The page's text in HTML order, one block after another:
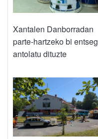
Xantalen Danborradan
parte-hartzeko bi
antolatu dituzte